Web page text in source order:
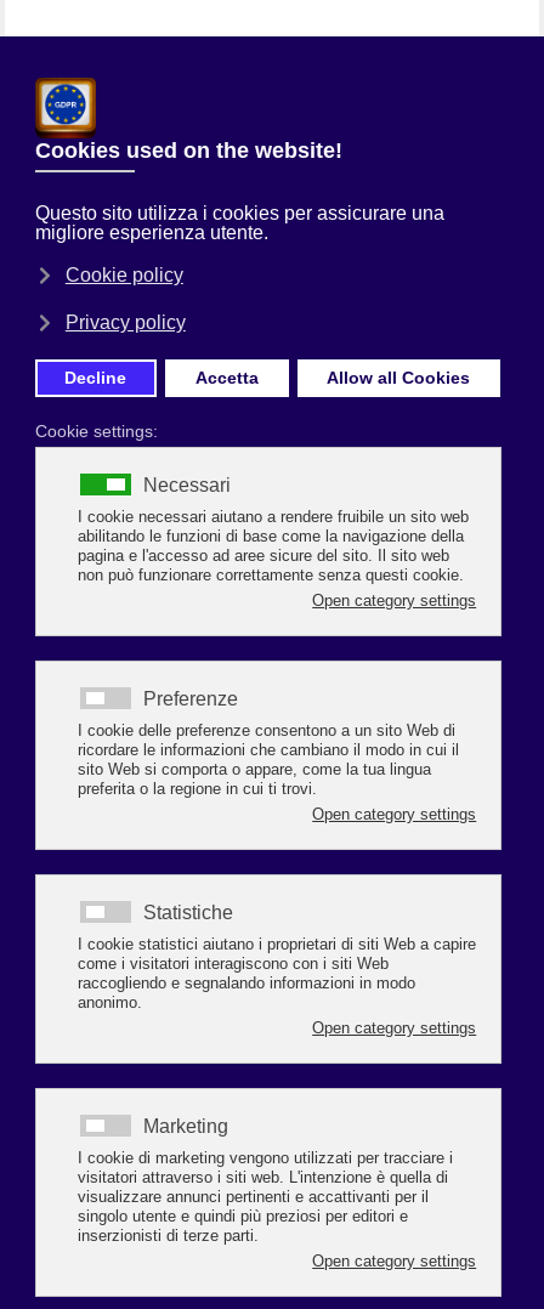
Chi Siamo
Sei qui:Home Uncategorised
Prima Pagina
Ravenna - Il Resto del Carlino
𝙇’𝙞𝙣𝙩𝙚𝙧𝙫𝙚𝙣𝙩𝙤 : Cultura e crociere. Rilancio
strategico del turismo
𝙙𝙞 𝙈𝙖𝙪𝙧𝙤 𝙈𝙖𝙢𝙗𝙚𝙡𝙡𝙞 *
Ravenna non è solo una città, ma un palinsesto di storia
unico al mondo. Il nostro patrimonio, con gli otto
monumenti riconosciuti dall’Unesco, dai preziosi mosaici di
San Vitale al Mausoleo di Galla Placidia, e ora anche con la
cucina italiana che è entrata nella lista dei Patrimoni
culturali immateriali dell’umanità, è il fondamento
ineguagliabile della nostra attrattività. La cultura è la nostra
identità e deve restare il cuore pulsante di ogni strategia
turistica futura. Tuttavia, l’eccellenza culturale da sola non
basta. Per elevare il modello turistico di Ravenna e dei suoi
lidi, è fondamentale agire su due fronti l’integrazione del
territorio e lo sviluppo infrastrutturale. Senza una rete
logistica moderna ed efficiente, la nostra potenziale crescita
rimarrà inespressa. Bene ha fatto il presidente dell’Abi e de
La Cassa di Ravenna Antonio Patuelli a lanciare un accorato
appello sul nodo infrastrutture. Gli investimenti adeguati su
collegamenti stradali, ferroviari e aerei sono
importantissimi e non più procrastinabili. La capacità di
accogliere grandi flussi turistici, soprattutto quelli generati